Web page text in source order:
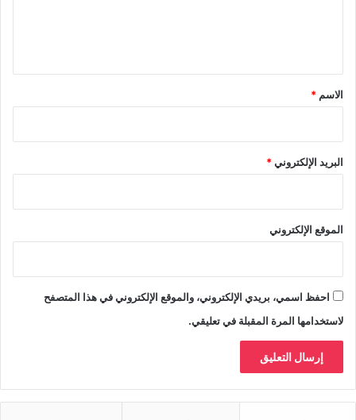
*
الاسم *
البريد الإلكتروني*
الموقع الإلكتروني
احفظ اسمي، بريدي الإلكتروني، والموقع الإلكتروني في هذا المتصفح
لاستخدامها المرة المقبلة في تعليقي.